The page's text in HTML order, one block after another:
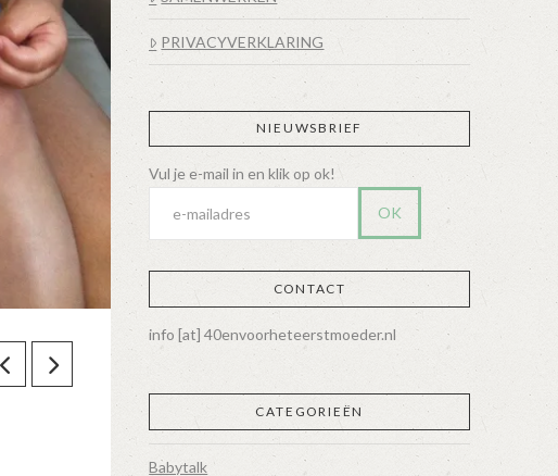
PRIVACYVERKLARING
NIEUWSBRIEF
CONTACT
info [at] 40envoorheteerstmoeder.nl
CATEGORIEËN
Babytalk